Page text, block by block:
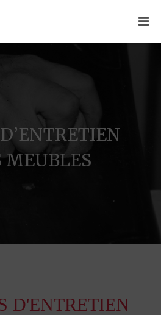
MEUBLES
D'ENTRETIEN